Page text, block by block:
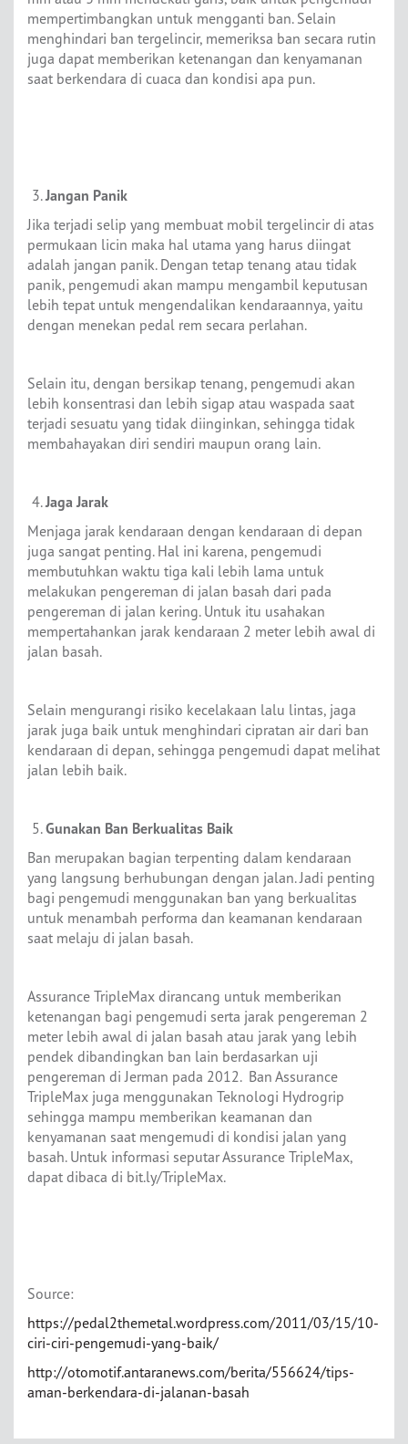
mempertimbangkan untuk mengganti ban. Selain
menghindari ban tergelincir, memeriksa ban secara rutin
juga dapat memberikan ketenangan dan kenyamanan
saat berkendara di cuaca dan kondisi apa pun.
Jangan Panik
Jika terjadi selip yang membuat mobil tergelincir di atas
permukaan licin maka hal utama yang harus diingat
adalah jangan panik. Dengan tetap tenang atau tidak
panik, pengemudi akan mampu mengambil keputusan
lebih tepat untuk mengendalikan kendaraannya, yaitu
dengan menekan pedal rem secara perlahan.
Selain itu, dengan bersikap tenang, pengemudi akan
lebih konsentrasi dan lebih sigap atau waspada saat
terjadi sesuatu yang tidak diinginkan, sehingga tidak
membahayakan diri sendiri maupun orang lain.
Jaga Jarak
Menjaga jarak kendaraan dengan kendaraan di depan
juga sangat penting. Hal ini karena, pengemudi
membutuhkan waktu tiga kali lebih lama untuk
melakukan pengereman di jalan basah dari pada
pengereman di jalan kering. Untuk itu usahakan
mempertahankan jarak kendaraan 2 meter lebih awal di
jalan basah.
Selain mengurangi risiko kecelakaan lalu lintas, jaga
jarak juga baik untuk menghindari cipratan air dari ban
kendaraan di depan, sehingga pengemudi dapat melihat
jalan lebih baik.
Gunakan Ban Berkualitas Baik
Ban merupakan bagian terpenting dalam kendaraan
yang langsung berhubungan dengan jalan. Jadi penting
bagi pengemudi menggunakan ban yang berkualitas
untuk menambah performa dan keamanan kendaraan
saat melaju di jalan basah.
Assurance TripleMax dirancang untuk memberikan
ketenangan bagi pengemudi serta jarak pengereman 2
meter lebih awal di jalan basah atau jarak yang lebih
pendek dibandingkan ban lain berdasarkan uji
pengereman di Jerman pada 2012. Ban Assurance
TripleMax juga menggunakan Teknologi Hydrogrip
sehingga mampu memberikan keamanan dan
kenyamanan saat mengemudi di kondisi jalan yang
basah. Untuk informasi seputar Assurance TripleMax,
dapat dibaca di bit.ly/TripleMax.
Source:
https://pedal2themetal.wordpress.com/2011/03/15/10-
ciri-ciri-pengemudi-yang-baik/
http://otomotif.antaranews.com/berita/556624/tips-
aman-berkendara-di-jalanan-basah